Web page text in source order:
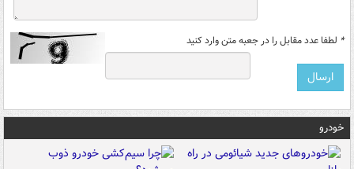
* لطفا عدد مقابل را در جعبه متن وارد کنید
خودرو